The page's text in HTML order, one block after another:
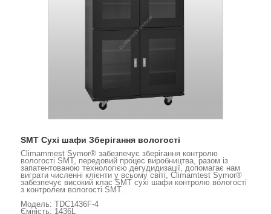
SMT Сухі шафи Зберігання вологості
Climammest Symor® забезпечує зберігання контролю
вологості SMT, передовий процес виробництва, разом із
запатентованою технологією дегудидизації, допомагає нам
виграти численні клієнти у всьому світі, Climamtest Symor®
забезпечує високий клас SMT сухі шафи контролю вологості
з контролем вологості SMT.
Модель: TDC1436F-4
Ємність: 1436L